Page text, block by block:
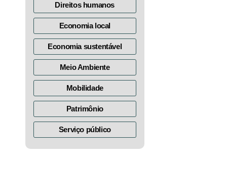
Direitos humanos
Economia local
Economia sustentável
Meio Ambiente
Mobilidade
Patrimônio
Serviço público